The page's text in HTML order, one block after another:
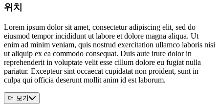
위치
Lorem ipsum dolor sit amet, consectetur adipiscing elit, sed do
eiusmod tempor incididunt ut labore et dolore magna aliqua. Ut
enim ad minim veniam, quis nostrud exercitation ullamco laboris nisi
ut aliquip ex ea commodo consequat. Duis aute irure dolor in
reprehenderit in voluptate velit esse cillum dolore eu fugiat nulla
pariatur. Excepteur sint occaecat cupidatat non proident, sunt in
culpa qui officia deserunt mollit anim id est laborum.
더 보기